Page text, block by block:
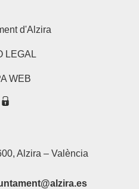
d'Alzira
LEGAL
WEB
Alzira – València